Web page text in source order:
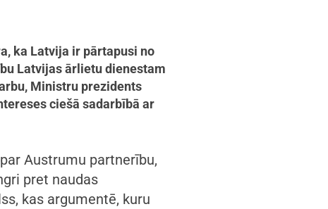
ka Latvija ir pārtapusi no
Latvijas ārlietu dienestam
Ministru prezidents
ciešā sadarbībā ar
Austrumu partnerību,
pret naudas
kas argumentē, kuru